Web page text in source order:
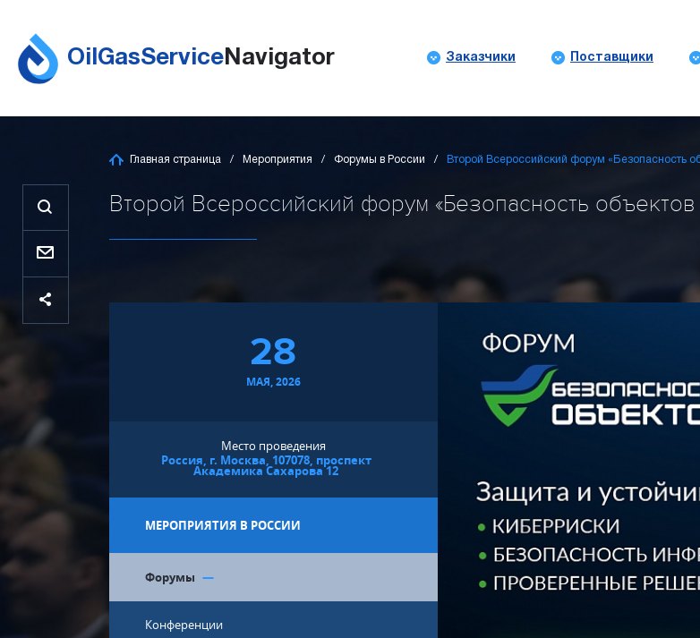
OilGasService Navigator Заказчики Поставщики
Главная страница Мероприятия Форумы в России Второй Всероссийский форум «Безопасность
Второй Всероссийский форум «Безопасность
28
МАЯ, 2026
Место проведения
Россия, г. Москва, 107078, проспект
Академика Сахарова 12
МЕРОПРИЯТИЯ В РОССИИ
Форумы —
Конференции